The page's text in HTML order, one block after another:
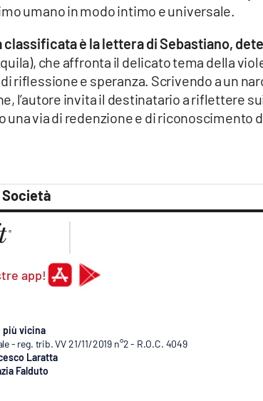
Società
umano in modo intimo e universale.
classificata è la lettera di Sebastiano,
che affronta il delicato tema della
riflessione e speranza. Scrivendo a un
l’autore invita il destinatario a riflettere
una via di redenzione e di riconoscimento
app!
più vicina
- reg. trib. VV 21/11/2019 n°2 - R.O.C. 4049
Laratta
Falduto